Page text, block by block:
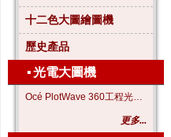
十二色大圖繪圖機
歷史產品
▪光電大圖機
Océ PlotWave 360工程光電大圖機
更多...